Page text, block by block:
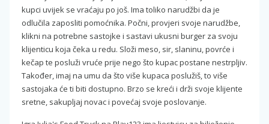
kupci uvijek se vraćaju po još. Ima toliko narudžbi da je
odlučila zaposliti pomoćnika. Počni, provjeri svoje narudžbe,
klikni na potrebne sastojke i sastavi ukusni burger za svoju
klijenticu koja čeka u redu. Složi meso, sir, slaninu, povrće i
kečap te posluži vruće prije nego što kupac postane nestrpljiv.
Također, imaj na umu da što više kupaca poslužiš, to više
sastojaka će ti biti dostupno. Brzo se kreći i drži svoje klijente
sretne, sakupljaj novac i povećaj svoje poslovanje.